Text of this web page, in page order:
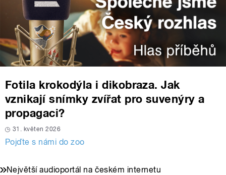
Fotila krokodýla i dikobraza. Jak
vznikají snímky zvířat pro suvenýry a
propagaci?
31. květen 2026
Pojďte s námi do zoo
Největší audioportál na českém internetu